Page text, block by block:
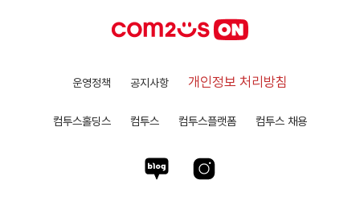
운영정책 공지사항 개인정보 처리방침
컴투스홀딩스 컴투스 컴투스플랫폼 컴투스 채용